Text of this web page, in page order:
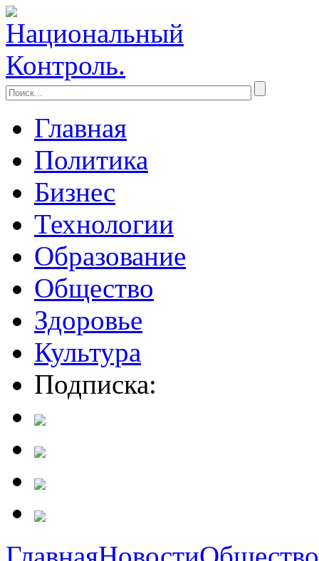
Главная
Политика
Бизнес
Технологии
Образование
Общество
Здоровье
Культура
Подписка: